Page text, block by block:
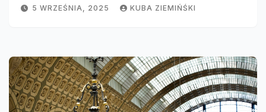
5 WRZEŚNIA, 2025 KUBA ZIEMIŃŚKI